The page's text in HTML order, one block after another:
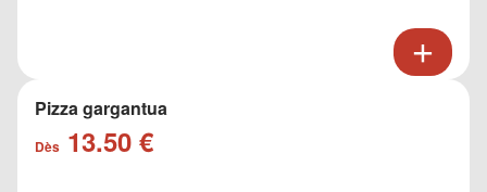
Pizza gargantua
Dès 13.50 €